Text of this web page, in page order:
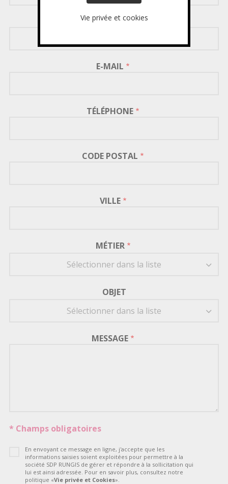
NOM
E-MAIL
TÉLÉPHONE
CODE POSTAL
VILLE
MÉTIER
Sélectionner dans la liste
OBJET
Sélectionner dans la liste
MESSAGE
* Champs obligatoires
En envoyant ce message en ligne, j'accepte que les
informations saisies soient exploitées pour permettre à la
société SDP RUNGIS de gérer et répondre à la sollicitation qui
lui est ainsi adressée. Pour en savoir plus, consultez notre
politique «Vie privée et Cookies».
Vie privée et cookies